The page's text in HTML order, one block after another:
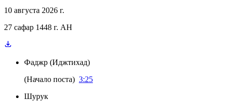
10 августа 2026 г.
27 сафар 1448 г. AH
Фаджр (Иджтихад)
(Начало поста) 3:25
Шурук